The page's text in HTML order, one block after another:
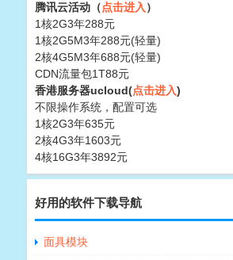
腾讯云活动（点击进入）
1核2G3年288元
1核2G5M3年288元(轻量)
2核4G5M3年688元(轻量)
CDN流量包1T88元
香港服务器ucloud(点击进入)
不限操作系统，配置可选
1核2G3年635元
2核4G3年1603元
4核16G3年3892元
好用的软件下载导航
面具模块